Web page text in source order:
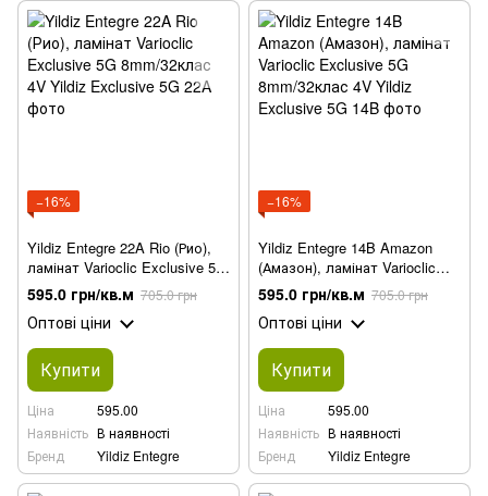
−16%
Yildiz Entegre 22A Rio (Рио),
ламінат Varioclic Exclusive 5G
8mm/32клас 4V
595.0 грн/кв.м 705.0 грн
Оптові ціни
Купити
Ціна
595.00
Наявність В наявності
Бренд
Yildiz Entegre
−16%
Yildiz Entegre 14B Amazon
(Амазон), ламінат Varioclic
Exclusive 5G 8mm/32клас 4V
595.0 грн/кв.м 705.0 грн
Оптові ціни
Купити
Ціна
595.00
Наявність В наявності
Бренд
Yildiz Entegre